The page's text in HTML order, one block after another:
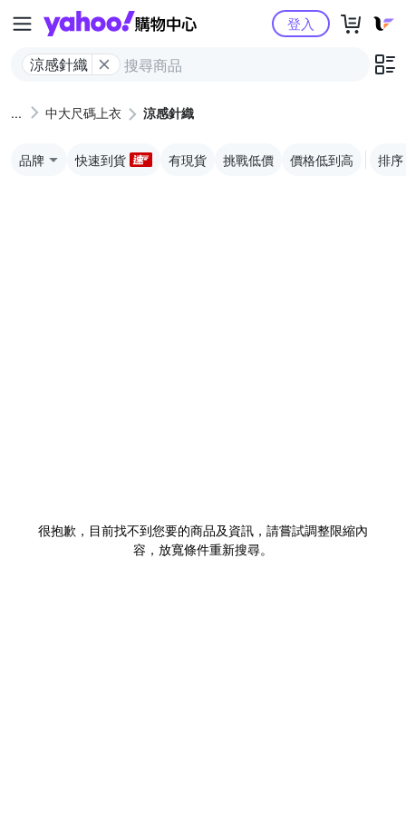
Yahoo購物中心
涼感針織
登入
中大尺碼上衣 涼感針織
品牌 快速到貨 有現貨 挑戰低價 價格低到高 排序
很抱歉，目前找不到您要的商品及資訊，請嘗試調整限縮內
容，放寬條件重新搜尋。